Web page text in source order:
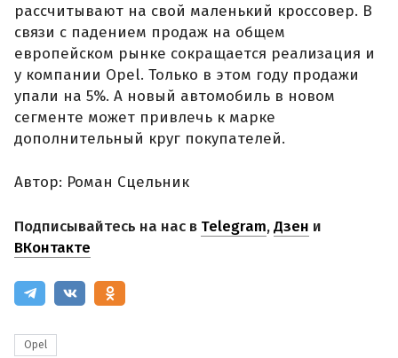
рассчитывают на свой маленький кроссовер. В
связи с падением продаж на общем
европейском рынке сокращается реализация и
у компании Opel. Только в этом году продажи
упали на 5%. А новый автомобиль в новом
сегменте может привлечь к марке
дополнительный круг покупателей.
Автор: Роман Сцельник
Подписывайтесь на нас в Telegram,Дзен и
ВКонтакте
Opel